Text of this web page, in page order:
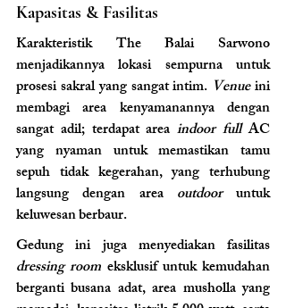
Kapasitas & Fasilitas
Karakteristik The Balai Sarwono
menjadikannya lokasi sempurna untuk
prosesi sakral yang sangat intim. Venue ini
membagi area kenyamanannya dengan
sangat adil; terdapat area indoor full AC
yang nyaman untuk memastikan tamu
sepuh tidak kegerahan, yang terhubung
langsung dengan area outdoor untuk
keluwesan berbaur.
dressing room eksklusif untuk kemudahan
berganti busana adat, area musholla yang